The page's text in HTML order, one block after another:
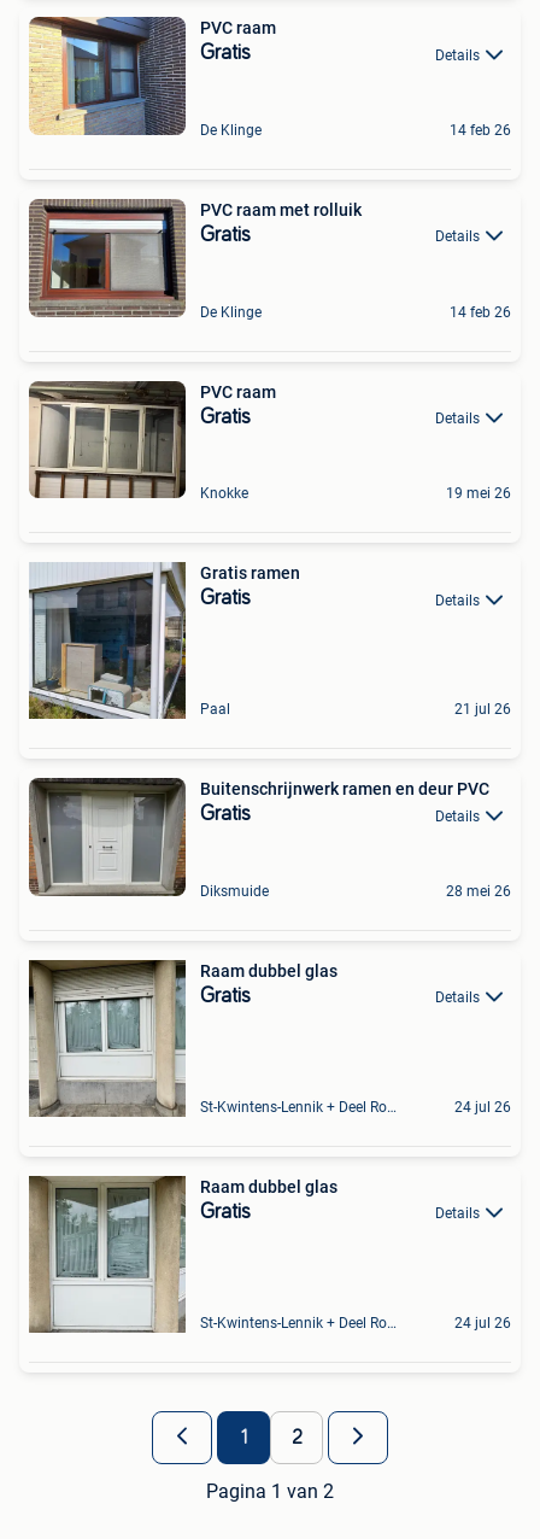
PVC raam
Gratis Details
De Klinge 14 feb 26
PVC raam met rolluik
Gratis Details
De Klinge 14 feb 26
PVC raam
Gratis Details
Knokke 19 mei 26
Gratis ramen
Gratis Details
Paal 21 jul 26
Buitenschrijnwerk ramen en deur PVC
Gratis Details
Diksmuide 28 mei 26
Raam dubbel glas
Gratis Details
St-Kwintens-Lennik + Deel Roosdaal 24 jul 26
Raam dubbel glas
Gratis Details
St-Kwintens-Lennik + Deel Roosdaal 24 jul 26
1 2
Pagina 1 van 2